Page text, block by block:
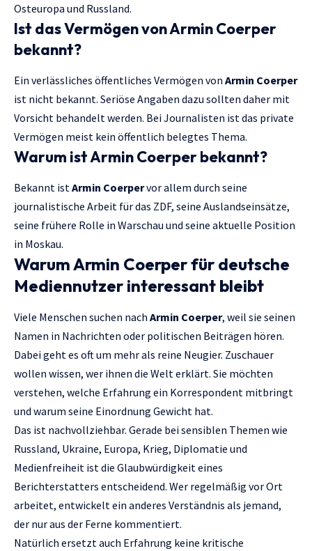
Osteuropa und Russland.
Ist das Vermögen von Armin Coerper
bekannt?
Ein verlässliches öffentliches Vermögen von Armin Coerper
ist nicht bekannt. Seriöse Angaben dazu sollten daher mit
Vorsicht behandelt werden. Bei Journalisten ist das private
Vermögen meist kein öffentlich belegtes Thema.
Warum ist Armin Coerper bekannt?
Bekannt ist Armin Coerpervor allem durch seine
journalistische Arbeit für das ZDF, seine Auslandseinsätze,
seine frühere Rolle in Warschau und seine aktuelle Position
in Moskau.
Warum Armin Coerper für deutsche
Mediennutzer interessant bleibt
Viele Menschen suchen nach Armin Coerper, weil sie seinen
Namen in Nachrichten oder politischen Beiträgen hören.
Dabei geht es oft um mehr als reine Neugier. Zuschauer
wollen wissen, wer ihnen die Welt erklärt. Sie möchten
verstehen, welche Erfahrung ein Korrespondent mitbringt
und warum seine Einordnung Gewicht hat.
Das ist nachvollziehbar. Gerade bei sensiblen Themen wie
Russland, Ukraine, Europa, Krieg, Diplomatie und
Medienfreiheit ist die Glaubwürdigkeit eines
Berichterstatters entscheidend. Wer regelmäßig vor Ort
arbeitet, entwickelt ein anderes Verständnis als jemand,
der nur aus der Ferne kommentiert.
Natürlich ersetzt auch Erfahrung keine kritische